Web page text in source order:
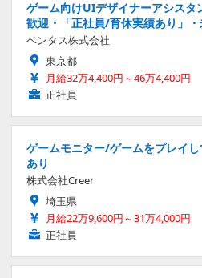
ゲーム向けUIデザイナーアシスタ
歓迎・「正社員/育休実績あり」
ベンタス株式会社
東京都
月給32万4,400円～46万4,400円
正社員
ゲームモニター/ゲームをプレイ
あり
株式会社Creer
埼玉県
月給22万9,600円～31万4,000円
正社員